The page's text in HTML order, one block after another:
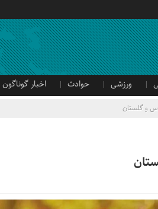
ورزشی حوادث اخبار گوناگون
و گلستان